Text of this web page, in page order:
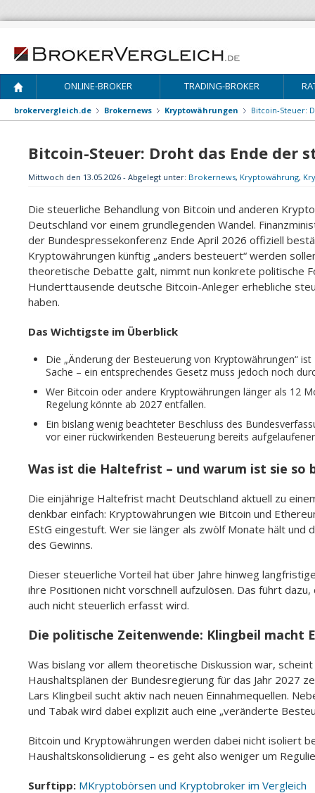
ONLINE-BROKER TRADING-BROKER
brokervergleich.de Brokernews Kryptowährungen Bitcoin-Steuer:
Bitcoin-Steuer: Droht das Ende
Mittwoch den 13.05.2026 - Abgelegt unter: Brokernews, Kryptowährung,
Die steuerliche Behandlung von Bitcoin und anderen
Deutschland vor einem grundlegenden Wandel.
der Bundespressekonferenz Ende April 2026 offiziell
Kryptowährungen künftig „anders besteuert“ werden
theoretische Debatte galt, nimmt nun konkrete politische
Hunderttausende deutsche Bitcoin-Anleger erhebliche
haben.
Das Wichtigste im Überblick
Die „Änderung der Besteuerung von Kryptowährungen“
Sache – ein entsprechendes Gesetz muss jedoch noch
Wer Bitcoin oder andere Kryptowährungen länger als 12
Regelung könnte ab 2027 entfallen.
Ein bislang wenig beachteter Beschluss des
vor einer rückwirkenden Besteuerung bereits
Was ist die Haltefrist – und warum ist sie so
Die einjährige Haltefrist macht Deutschland aktuell zu
denkbar einfach: Kryptowährungen wie Bitcoin und
EStG eingestuft. Wer sie länger als zwölf Monate hält und
des Gewinns.
Dieser steuerliche Vorteil hat über Jahre hinweg
ihre Positionen nicht vorschnell aufzulösen. Das führt
auch nicht steuerlich erfasst wird.
Die politische Zeitenwende: Klingbeil macht
Was bislang vor allem theoretische Diskussion war,
Haushaltsplänen der Bundesregierung für das Jahr 2027
Lars Klingbeil sucht aktiv nach neuen Einnahmequellen.
und Tabak wird dabei explizit auch eine „veränderte
Bitcoin und Kryptowährungen werden dabei nicht isoliert
Haushaltskonsolidierung – es geht also weniger um
Surftipp: MKryptobörsen und Kryptobroker im Vergleich